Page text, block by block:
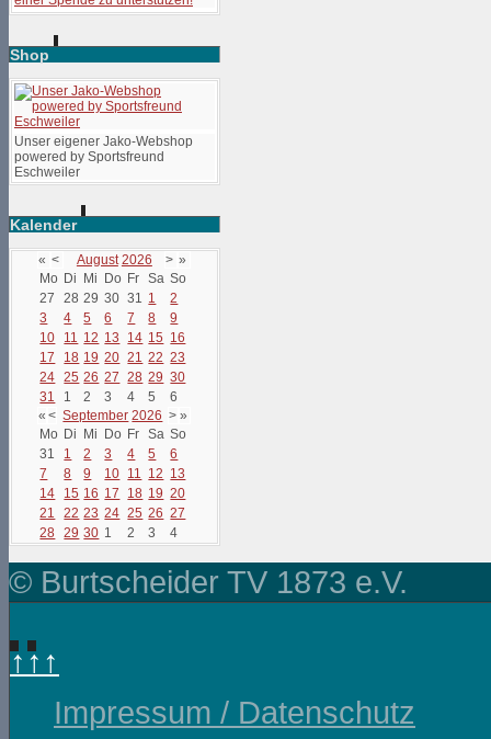
Shop
Unser eigener Jako-Webshop
powered by Sportsfreund
Eschweiler
Kalender
« < August 2026 > »
Mo Di Mi Do Fr Sa So
27
28 29 30 31 1
2
3
4 5 6 7 8
9
10
11 12 13 14 15 16
17
18 19 20 21 22 23
24 25 26 27 28 29 30
31
1 2 3 4 5
6
« < September 2026 > »
Mo Di Mi Do Fr Sa So
31
1 2 3 4 5
6
7
8 9 10 11 12 13
14
15 16 17 18 19 20
21
22 23 24 25 26 27
28 29 30 1 2 3 4
© Burtscheider TV 1873 e.V.
↑↑↑
Impressum / Datenschutz